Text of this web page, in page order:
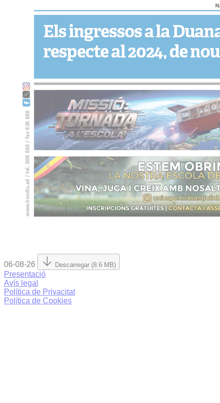
06-08-26 Descarregar (8.6 MB)
Presentació
Avís legal
Política de Privacitat
Política de Cookies